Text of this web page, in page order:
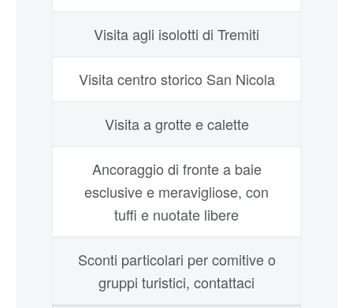
Visita agli isolotti di Tremiti
Visita centro storico San Nicola
Visita a grotte e calette
Ancoraggio di fronte a baie
esclusive e meravigliose, con
tuffi e nuotate libere
Sconti particolari per comitive o
gruppi turistici, contattaci